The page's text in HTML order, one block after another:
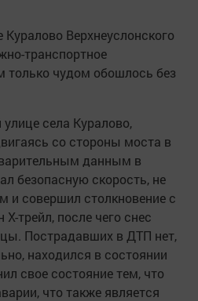
Верхнеуслонского
транспортное
только чудом обошлось без
села Куралово,
со стороны моста в
данным в
безопасную скорость, не
и совершил столкновение с
трейл, после чего снес
Пострадавших в ДТП нет,
находился в состоянии
свое состояние тем, что
что также является